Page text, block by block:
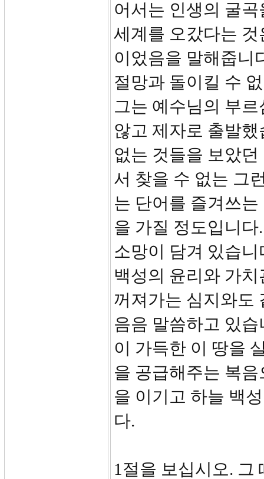
어서는 인생의 굴
세계를 오갔다는
이었음을 말해줍니
절망과 돌이킬 수
그는 예수님의 부르
않고 제자로 출발
없는 것들을 보았
서 찾을 수 없는 그
는 단어를 즐겨쓰
을 가질 정도입니
소망이 담겨 있습
백성의 윤리와 가
꺼져가는 심지와도
음음 말씀하고 있
이 가득한 이 땅을
을 공급해주는 복
을 이기고 하늘 백
다.
1절을 보십시오. 그